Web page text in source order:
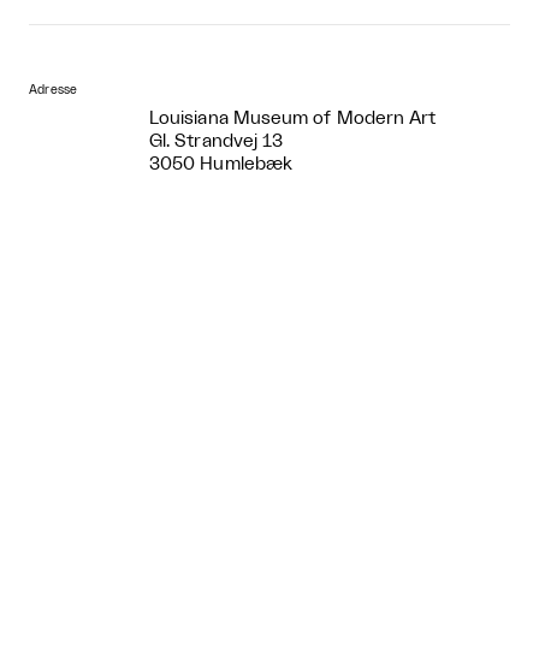
Adresse
Louisiana Museum of Modern Art
Gl. Strandvej 13
3050 Humlebæk